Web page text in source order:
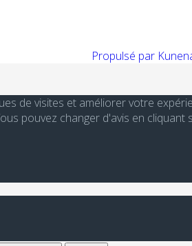
Propulsé par
de visites et améliorer votre
pouvez changer d'avis en